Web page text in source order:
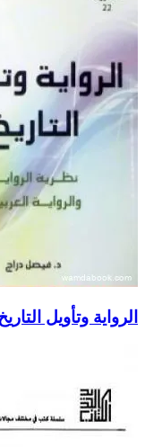
الرواية وتأويل